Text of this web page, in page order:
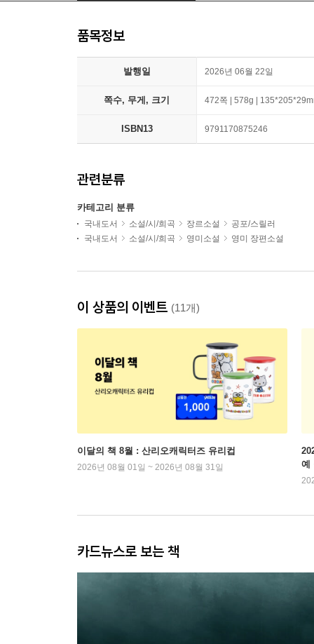
품목정보
발행일 2026년 06월 22일
쪽수, 무게, 크기 472쪽 | 578g |
ISBN13 9791170875246
관련분류
카테고리 분류
국내도서 소설/시/희곡 장르소설
공포/스릴러
국내도서
소설/시/희곡 영미소설 영미 장편소설
이 상품의 이벤트 (11개)
이달의 책 8월 : 산리오캐릭터즈 유리컵
2026년 08월 01일 ~ 2026년 08월 31일
예
카드뉴스로 보는 책